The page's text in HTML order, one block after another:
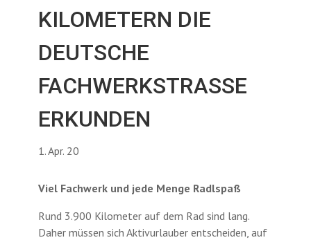
KILOMETERN DIE
DEUTSCHE
FACHWERKSTRASSE
ERKUNDEN
1. Apr. 20
Viel Fachwerk und jede Menge Radlspaß
Rund 3.900 Kilometer auf dem Rad sind lang.
Daher müssen sich Aktivurlauber entscheiden, auf